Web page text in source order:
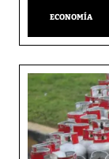
ECONOMÍA